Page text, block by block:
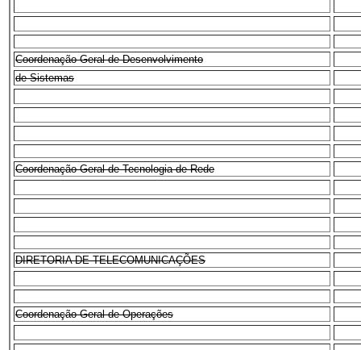
Coordenação-Geral de Desenvolvimento
de Sistemas
Coordenação-Geral de Tecnologia de Rede
DIRETORIA DE TELECOMUNICAÇÕES
Coordenação-Geral de Operações